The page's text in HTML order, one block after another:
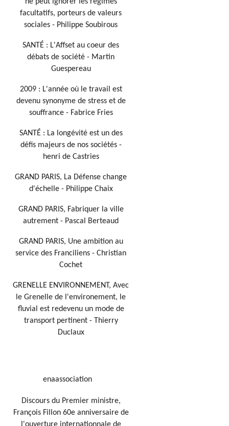
ne peut ignorer les régimes
facultatifs, porteurs de valeurs
sociales - Philippe Soubirous
SANTÉ : L'Affset au coeur des
débats de société - Martin
Guespereau
2009 : L'année où le travail est
devenu synonyme de stress et de
souffrance - Fabrice Fries
SANTÉ : La longévité est un des
défis majeurs de nos sociétés -
henri de Castries
GRAND PARIS, La Défense change
d'échelle - Philippe Chaix
GRAND PARIS, Fabriquer la ville
autrement - Pascal Berteaud
GRAND PARIS, Une ambition au
service des Franciliens - Christian
Cochet
GRENELLE ENVIRONNEMENT, Avec
le Grenelle de l'environement, le
fluvial est redevenu un mode de
transport pertinent - Thierry
Duclaux
enaassociation
Discours du Premier ministre,
François Fillon 60e anniversaire de